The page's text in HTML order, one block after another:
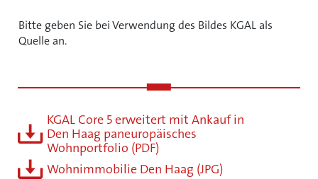
Bitte geben Sie bei Verwendung des Bildes KGAL als
Quelle an.
KGAL Core 5 erweitert mit Ankauf in
Den Haag paneuropäisches
Wohnportfolio (PDF)
Wohnimmobilie Den Haag (JPG)